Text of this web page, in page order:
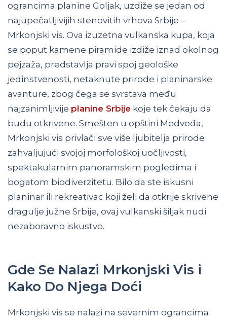
ograncima planine Goljak, uzdiže se jedan od
najupečatljivijih stenovitih vrhova Srbije –
Mrkonjski vis. Ova izuzetna vulkanska kupa, koja
se poput kamene piramide izdiže iznad okolnog
pejzaža, predstavlja pravi spoj geološke
jedinstvenosti, netaknute prirode i planinarske
avanture, zbog čega se svrstava među
najzanimljivije planine Srbije koje tek čekaju da
budu otkrivene. Smešten u opštini Medveđa,
Mrkonjski vis privlači sve više ljubitelja prirode
zahvaljujući svojoj morfološkoj uočljivosti,
spektakularnim panoramskim pogledima i
bogatom biodiverzitetu. Bilo da ste iskusni
planinar ili rekreativac koji želi da otkrije skrivene
dragulје južne Srbije, ovaj vulkanski šiljak nudi
nezaboravno iskustvo.
Gde Se Nalazi Mrkonjski Vis i
Kako Do Njega Doći
Mrkonjski vis se nalazi na severnim ograncima